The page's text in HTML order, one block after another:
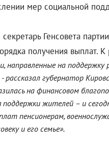
мер социальной
Генсовета
получения выплат.
направленные на поддержку
рассказал губернатор
на финансовом
поддержки жителей – и
пенсионерам,
и его семье».